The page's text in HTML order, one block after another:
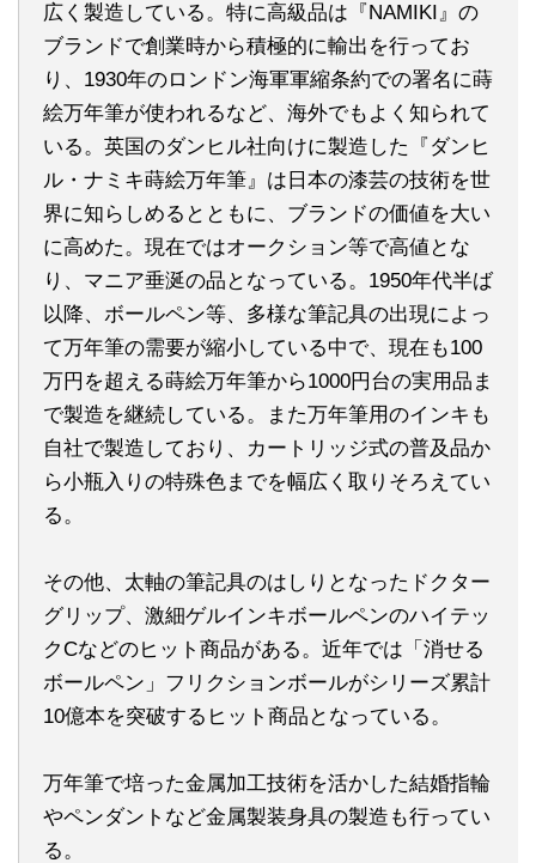
広く製造している。特に高級品は『NAMIKI』の
ブランドで創業時から積極的に輸出を行ってお
り、1930年のロンドン海軍軍縮条約での署名に蒔
絵万年筆が使われるなど、海外でもよく知られて
いる。英国のダンヒル社向けに製造した『ダンヒ
ル・ナミキ蒔絵万年筆』は日本の漆芸の技術を世
界に知らしめるとともに、ブランドの価値を大い
に高めた。現在ではオークション等で高値とな
り、マニア垂涎の品となっている。1950年代半ば
以降、ボールペン等、多様な筆記具の出現によっ
て万年筆の需要が縮小している中で、現在も100
万円を超える蒔絵万年筆から1000円台の実用品ま
で製造を継続している。また万年筆用のインキも
自社で製造しており、カートリッジ式の普及品か
ら小瓶入りの特殊色までを幅広く取りそろえてい
る。
その他、太軸の筆記具のはしりとなったドクター
グリップ、激細ゲルインキボールペンのハイテッ
クCなどのヒット商品がある。近年では「消せる
ボールペン」フリクションボールがシリーズ累計
10億本を突破するヒット商品となっている。
万年筆で培った金属加工技術を活かした結婚指輪
やペンダントなど金属製装身具の製造も行ってい
る。